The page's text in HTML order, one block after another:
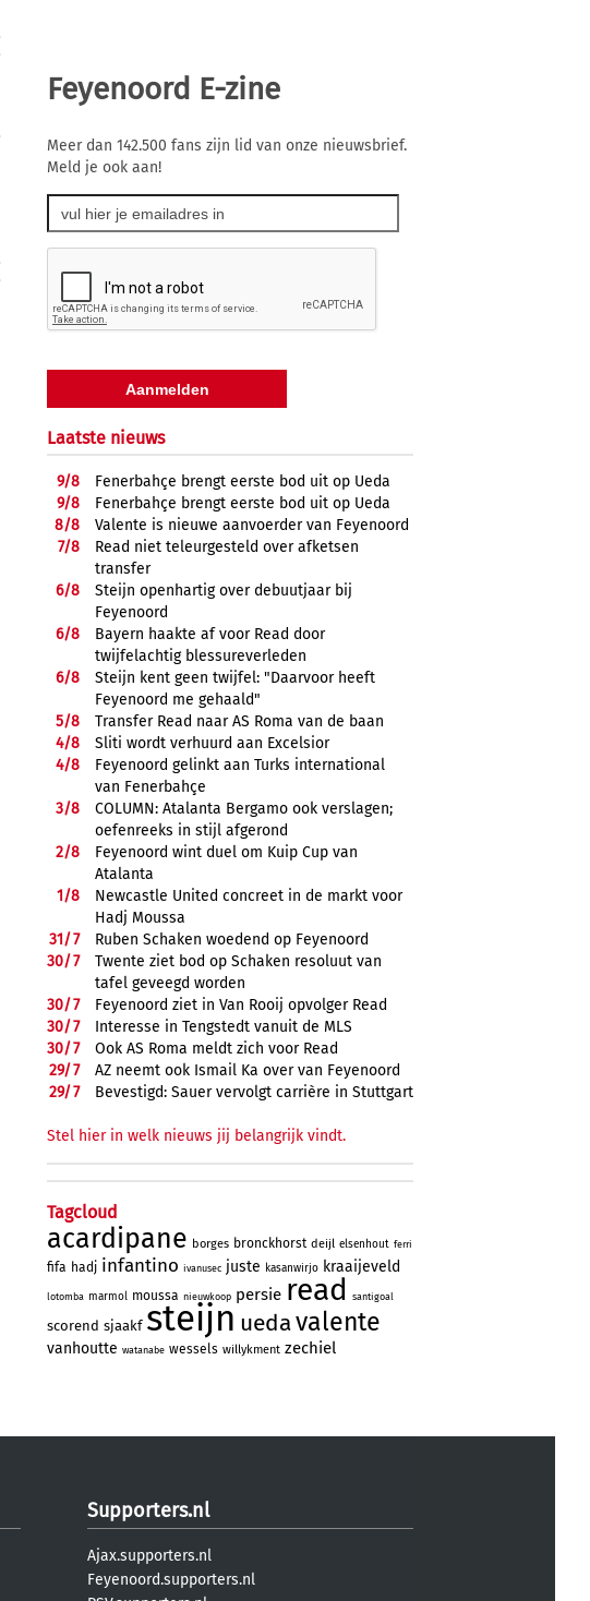
Feyenoord E-zine
Meer dan 142.500 fans zijn lid van onze nieuwsbrief.
Meld je ook aan!
Laatste nieuws
9/8
Fenerbahçe brengt eerste bod uit op Ueda
9/8
Fenerbahçe brengt eerste bod uit op Ueda
8/8
Valente is nieuwe aanvoerder van Feyenoord
7/8
Read niet teleurgesteld over afketsen
transfer
6/8
Steijn openhartig over debuutjaar bij
Feyenoord
6/8
Bayern haakte af voor Read door
twijfelachtig blessureverleden
6/8
Steijn kent geen twijfel: "Daarvoor heeft
Feyenoord me gehaald"
5/8
Transfer Read naar AS Roma van de baan
4/8
Sliti wordt verhuurd aan Excelsior
4/8
Feyenoord gelinkt aan Turks international
van Fenerbahçe
3/8
COLUMN: Atalanta Bergamo ook verslagen;
oefenreeks in stijl afgerond
2/8
Feyenoord wint duel om Kuip Cup van
Atalanta
1/8
Newcastle United concreet in de markt voor
Hadj Moussa
31/7
Ruben Schaken woedend op Feyenoord
30/7
Twente ziet bod op Schaken resoluut van
tafel geveegd worden
30/7
Feyenoord ziet in Van Rooij opvolger Read
30/7
Interesse in Tengstedt vanuit de MLS
30/7
Ook AS Roma meldt zich voor Read
29/7
AZ neemt ook Ismail Ka over van Feyenoord
29/7 Bevestigd: Sauer vervolgt carrière in Stuttgart
Stel hier in welk nieuws jij belangrijk vindt.
Tagcloud
acardipane borges bronckhorst deijl elsenhout ferri
fifa hadj infantino ivanusec juste kasanwirjo kraaijeveld
lotomba marmol moussa nieuwkoop persie read santigoal
scorend sjaakf steijn uedavalente
vanhoutte watanabe wessels willykment zechiel
Supporters.nl
Ajax.supporters.nl
Feyenoord.supporters.nl